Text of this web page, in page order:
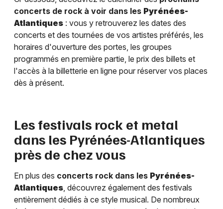
concerts de rock à voir dans les Pyrénées-
Atlantiques : vous y retrouverez les dates des
concerts et des tournées de vos artistes préférés, les
horaires d'ouverture des portes, les groupes
programmés en première partie, le prix des billets et
l'accès à la billetterie en ligne pour réserver vos places
dès à présent.
Les festivals rock et metal
dans les Pyrénées-Atlantiques
près de chez vous
En plus des concerts rock dans les Pyrénées-
Atlantiques, découvrez également des festivals
entièrement dédiés à ce style musical. De nombreux